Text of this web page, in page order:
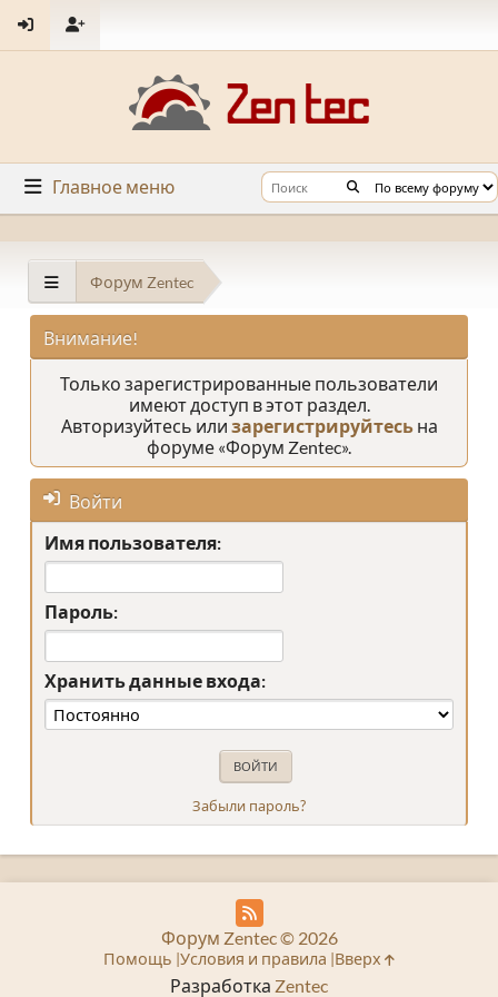
Главное меню
Форум Zentec
Внимание!
Только зарегистрированные пользователи
имеют доступ в этот раздел.
Авторизуйтесь или зарегистрируйтесьна
форуме «Форум Zentec».
Войти
Имя пользователя:
Пароль:
Хранить данные входа:
Забыли пароль?
Разработка Zentec
Форум Zentec © 2026
Помощь Условия и правила Вверх